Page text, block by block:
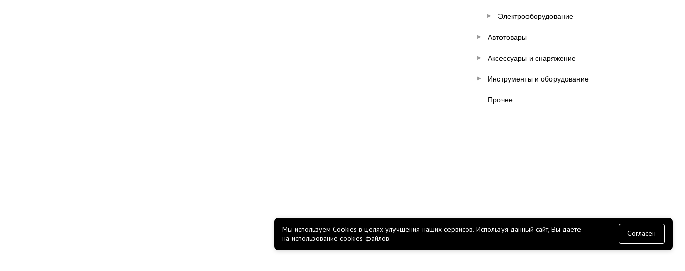
Мы используем Cookies в целях улучшения наших сервисов. Используя данный сайт, Вы даёте
на использование cookies-файлов.
Согласен
Электрооборудование
Автотовары
Аксессуары и снаряжение
Инструменты и оборудование
Прочее